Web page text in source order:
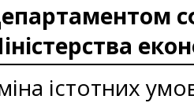
істотних